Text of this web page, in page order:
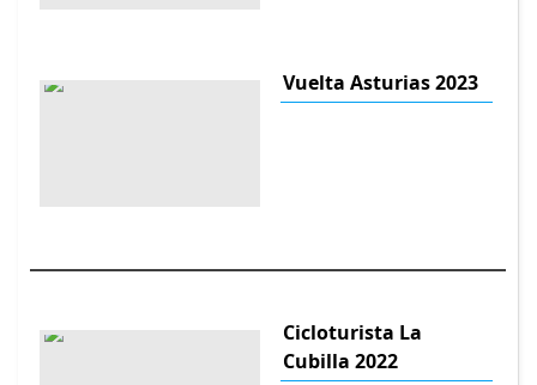
Vuelta Asturias 2023
Cicloturista La
Cubilla 2022